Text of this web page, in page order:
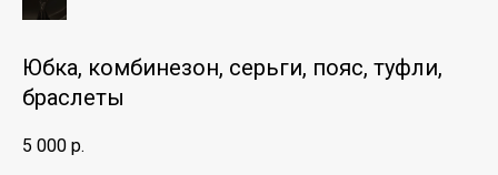
Юбка, комбинезон, серьги, пояс, туфли,
браслеты
5 000 р.